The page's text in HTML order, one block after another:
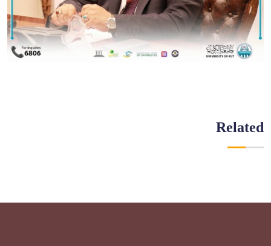
Related